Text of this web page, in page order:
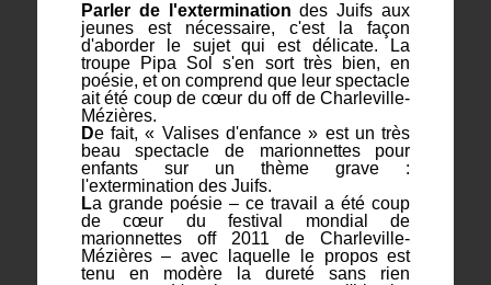
Parler de l'extermination des Juifs aux
jeunes est nécessaire, c'est la façon
d'aborder le sujet qui est délicate. La
troupe Pipa Sol s'en sort très bien, en
poésie, et on comprend que leur spectacle
ait été coup de cœur du off de Charleville-
Mézières.
De fait, « Valises d'enfance » est un très
beau spectacle de marionnettes pour
enfants sur un thème grave :
l'extermination des Juifs.
La grande poésie – ce travail a été coup
de cœur du festival mondial de
marionnettes off 2011 de Charleville-
Mézières – avec laquelle le propos est
tenu en modère la dureté sans rien